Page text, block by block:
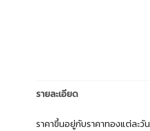
รายละเอียด
ราคาขึ้นอยู่กับราคาทองแต่ละวัน